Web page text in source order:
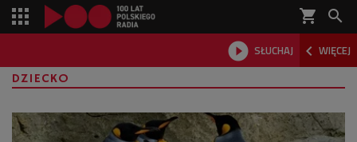
shopping_cart 
 SŁUCHAJ  WIĘCEJ

DZIECKO